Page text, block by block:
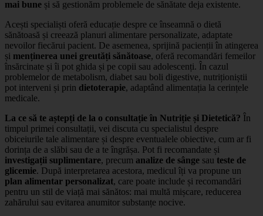
mai bune și să gestionăm problemele de sănătate deja existente.
Acești specialiști oferă educație despre ce înseamnă o dietă
sănătoasă și creează planuri alimentare personalizate, adaptate
nevoilor fiecărui pacient. De asemenea, sprijină pacienții în atingerea
și menținerea unei greutăți sănătoase, oferă recomandări femeilor
însărcinate și îi pot ghida și pe copii sau adolescenți. În cazul
problemelor de metabolism, diabet sau boli digestive, nutriționiștii
pot interveni și prin dietoterapie, adaptând alimentația la cerințele
medicale.
La ce să te aștepți de la o consultație în Nutriție și Dietetică? În
timpul primei consultații, vei discuta cu specialistul despre
obiceiurile tale alimentare și despre eventualele obiective, cum ar fi
dorința de a slăbi sau de a te îngrășa. Pot fi recomandate și
investigații suplimentare, precum analize de sânge sau teste de
glicemie. După interpretarea acestora, medicul îți va propune un
plan alimentar personalizat, care poate include și recomandări
pentru un stil de viață mai sănătos: mai multă mișcare, reducerea
zahărului sau evitarea anumitor substanțe nocive.